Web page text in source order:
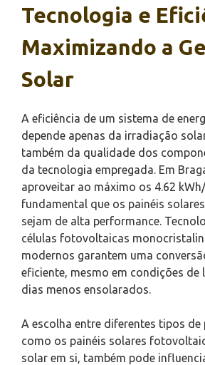
Tecnologia e
Maximizando a
Solar
A eficiência de um sistema de
depende apenas da irradiação
também da qualidade dos
da tecnologia empregada. Em
aproveitar ao máximo os 4.62
fundamental que os painéis
sejam de alta performance.
células fotovoltaicas
modernos garantem uma
eficiente, mesmo em condições de
dias menos ensolarados.
A escolha entre diferentes tipos de
como os painéis solares
solar em si, também pode